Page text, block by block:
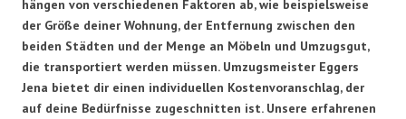
hängen von verschiedenen Faktoren ab, wie beispielsweise
der Größe deiner Wohnung, der Entfernung zwischen den
beiden Städten und der Menge an Möbeln und Umzugsgut,
die transportiert werden müssen. Umzugsmeister Eggers
Jena bietet dir einen individuellen Kostenvoranschlag, der
auf deine Bedürfnisse zugeschnitten ist. Unsere erfahrenen